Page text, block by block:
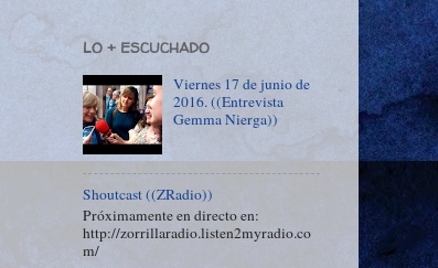
LO + ESCUCHADO
Viernes 17 de junio de
2016. ((Entrevista
Gemma Nierga))
Shoutcast ((ZRadio))
Próximamente en directo en:
http://zorrillaradio.listen2myradio.co
m/